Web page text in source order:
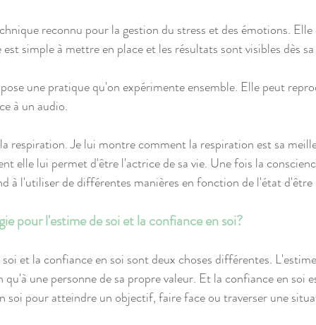
reconnu pour la gestion du stress et des émotions.
simple à mettre en place et les résultats sont visibles dès
une pratique qu'on expérimente ensemble. Elle peut
à un audio.
respiration. Je lui montre comment la respiration est sa
elle lui permet d'être l'actrice de sa vie. Une fois la
à l'utiliser de différentes manières en fonction de l'état d'être
pour l'estime de soi et la confiance en soi?
et la confiance en soi sont deux choses différentes.
une personne de sa propre valeur. Et la confiance en soi
soi pour atteindre un objectif, faire face ou traverser une